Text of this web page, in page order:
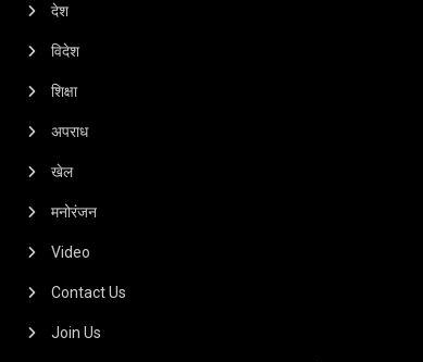
देश
विदेश
शिक्षा
अपराध
खेल
मनोरंजन
Video
Contact Us
Join Us